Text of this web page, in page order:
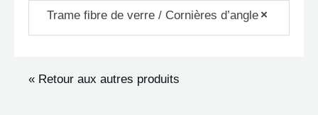
×
Trame fibre de verre / Cornières d’angle
« Retour aux autres produits